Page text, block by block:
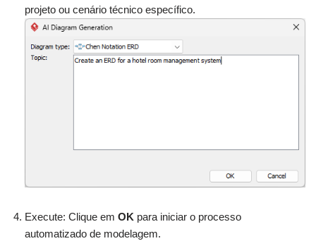
projeto ou cenário técnico específico.
Execute: Clique em OK para iniciar o processo
automatizado de modelagem.